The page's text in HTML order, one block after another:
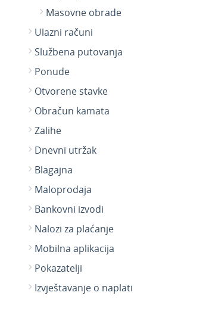
Masovne obrade
Ulazni računi
Službena putovanja
Ponude
Otvorene stavke
Obračun kamata
Zalihe
Dnevni utržak
Blagajna
Maloprodaja
Bankovni izvodi
Nalozi za plaćanje
Mobilna aplikacija
Pokazatelji
Izvještavanje o naplati